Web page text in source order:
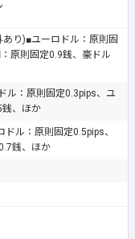
り)■ユーロドル：原則固
原則固定0.9銭、豪ドル
ル：原則固定0.3pips、ユ
銭、ほか
ル：原則固定0.5pips、
銭、ほか